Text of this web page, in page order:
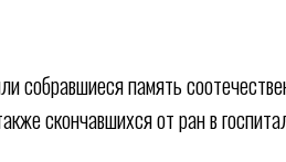
собравшиеся память
скончавшихся от ран в